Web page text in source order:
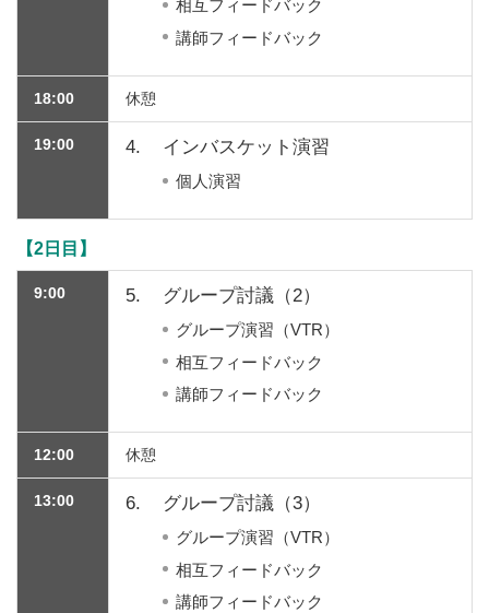
相互フィードバック
講師フィードバック
18:00 休憩
19:00 4. インバスケット演習
個人演習
【2日目】
9:00 5. グループ討議（2）
グループ演習（VTR）
相互フィードバック
講師フィードバック
12:00 休憩
13:00 6. グループ討議（3）
グループ演習（VTR）
相互フィードバック
講師フィードバック